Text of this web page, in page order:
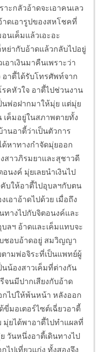
ะกลัวอ้าดจะเอาคนเลว
าดเอารูปของสหโชคที่
นเค็มแล้วเอะอะ
ย่ากับอ้าดแล้วกลับไปอยู่
าเงินมาคืนเพราะว่า
อาตี้ได้รับโทรศัพท์จาก
รคหัวใจ อาตี้ไปช่วนงาน
นพ่อฝากมาให้มุ่ย แต่มุ่ย
เค็มอยู่ในสภาพตายทั้ง
นอาตี้ว่าเป็นตัวการ
หาทางกำจัดมุ่ยออก
สาวภิรมยาและสุชาวดี
นงค์ มุ่ยเลยนำเงินไป
บให้อาตี้ไปอุบลฯกับตน
เอาอ้าดไปด้วย เมื่อถึง
ทางไปกับจิตอนงค์และ
ลฯ อ้าดและเค็มแทบจะ
ชอบอ้าดอยู่ สมวิญญา
ามพ่อจิระที่เป็นแพทย์ผู้
น้องสาวเค็มที่ต่างกัน
นมีปากเสียงกับอ้าด
ไปให้พ้นหน้า หลังออก
มอเตอร์ไซต์เฉี่ยวอาตี้
มุ่ยได้พาอาตี้ไปทำแผลที่
วันหนึ่งอาตี้เดินทางไป
ปเที่ยวแก่ง ทั้งสองจึง